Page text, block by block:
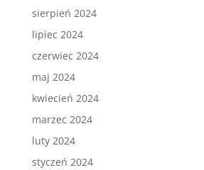
sierpień 2024
lipiec 2024
czerwiec 2024
maj 2024
kwiecień 2024
marzec 2024
luty 2024
styczeń 2024